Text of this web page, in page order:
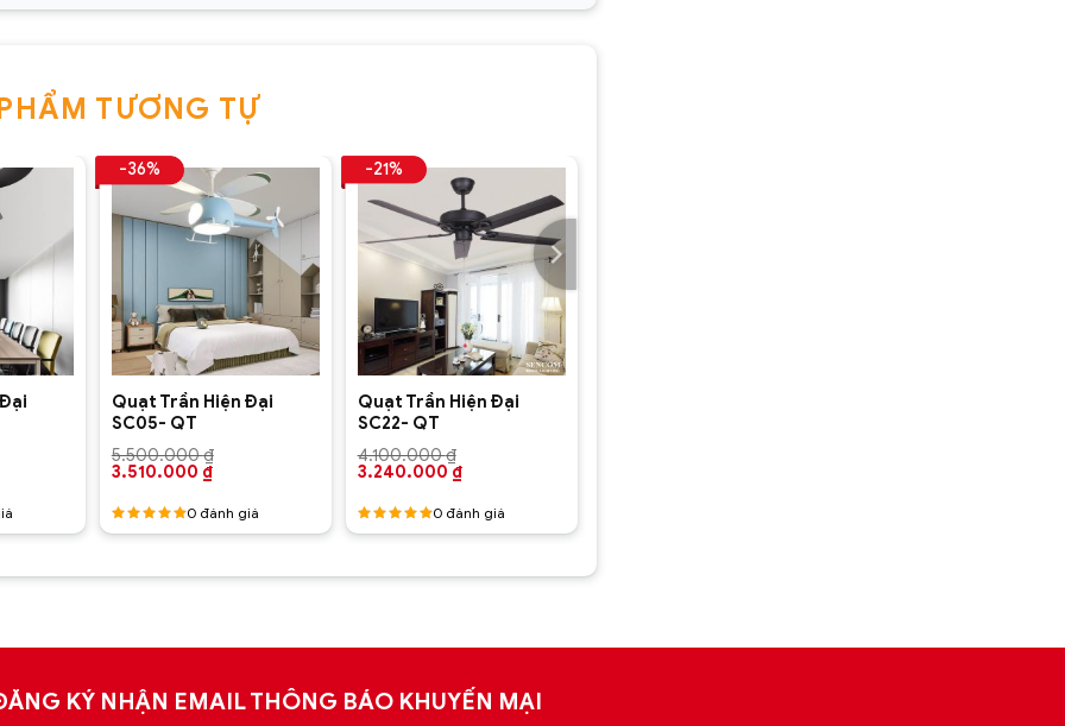
TƯƠNG TỰ
₫.
-36%
+
Quạt Trần Hiện Đại
SC05- QT
5.500.000₫
Giá
là:
5.500.000 ₫.
3.510.000 ₫Giá
hiện
tại
là:
3.510.000 ₫.
Được
55 sao
0đánh giá
-21%
Quạt Trần Hiện Đại
SC22- QT
4.100.000₫
Giá
là:
4.100.000 ₫.
3.240.000 ₫Giá
hiện
tại
là:
3.240.000 ₫.
Được
55 sao
0đánh giá
KÝ NHẬN EMAIL THÔNG BÁO KHUYẾN MẠI